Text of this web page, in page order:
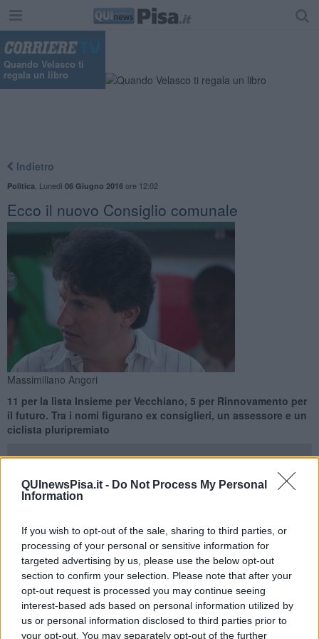
QUInewsPisa.it - Do Not Process My Personal
Information
If you wish to opt-out of the sale, sharing to third parties, or
processing of your personal or sensitive information for
targeted advertising by us, please use the below opt-out
section to confirm your selection. Please note that after your
opt-out request is processed you may continue seeing
interest-based ads based on personal information utilized by
us or personal information disclosed to third parties prior to
your opt-out. You may separately opt-out of the further
Quando Velasco ti
regala un libro
Indietro
Politica Lunedì 06 Giugno 2016ore 12:02
Ecco il nuovo Consiglio comunale
Massimiliano Angori
11 per la lista Insieme per Vecchiano, 5 per Rinnovamento per
il futuro. Tra i nomi figurano ex consiglieri, un assessore e un
ciclista pluripremiato
Massimiliano Angori assessore uscente con delega alla
gestione del territorioed espressione della listaInsieme per
Vecchiano, che ha raccolto 2.856 voti pari al 46,87 per cento,
battendoNicola Tamburinicandidato della lista civica
Rinnovamento per il futuro, che si ferma 2620 preferenze pari al 44
per cento
Ecco quindi lacomposizione del nuovo Consiglio comunale